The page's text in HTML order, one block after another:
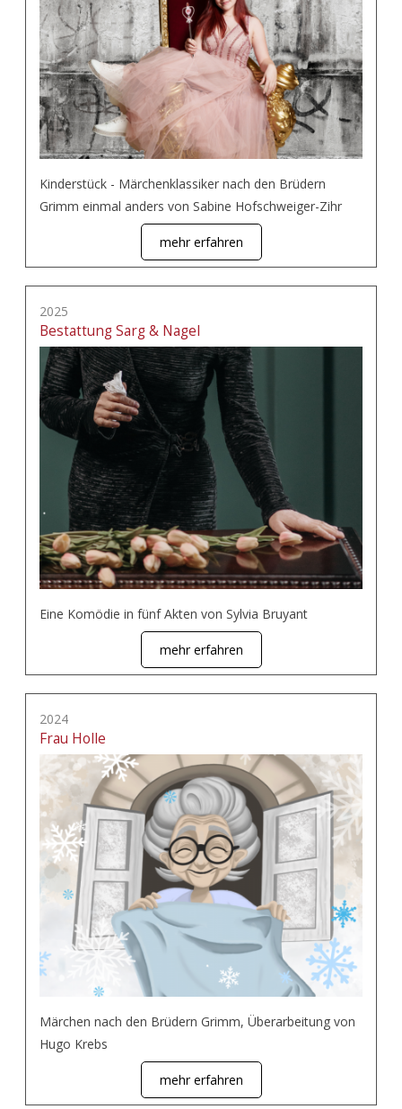
Kinderstück - Märchenklassiker nach den Brüdern
Grimm einmal anders von Sabine Hofschweiger-Zihr
mehr erfahren
2025
Bestattung Sarg & Nagel
Eine Komödie in fünf Akten von Sylvia Bruyant
mehr erfahren
2024
Frau Holle
Märchen nach den Brüdern Grimm, Überarbeitung von
Hugo Krebs
mehr erfahren